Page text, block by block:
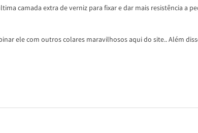
camada extra de verniz para fixar e dar mais resistência a
ele com outros colares maravilhosos aqui do site.. Além